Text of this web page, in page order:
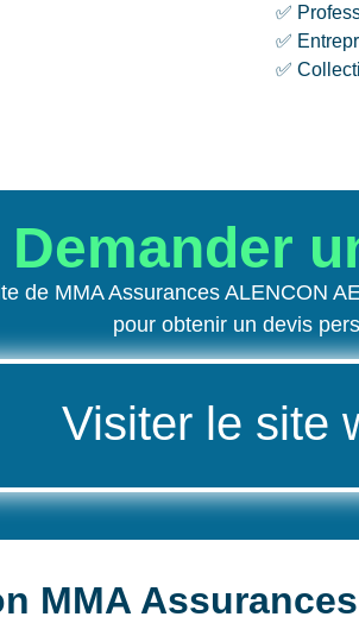
✅
✅
✅
Demander
de MMA Assurances ALENCON
pour obtenir un devis
Visiter le site
MMA